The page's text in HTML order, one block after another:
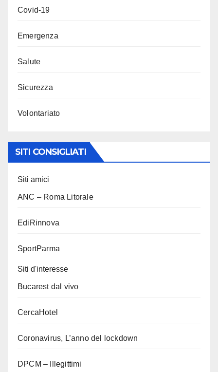
Covid-19
Emergenza
Salute
Sicurezza
Volontariato
SITI CONSIGLIATI
Siti amici
ANC – Roma Litorale
EdiRinnova
SportParma
Siti d'interesse
Bucarest dal vivo
CercaHotel
Coronavirus, L’anno del lockdown
DPCM – Illegittimi